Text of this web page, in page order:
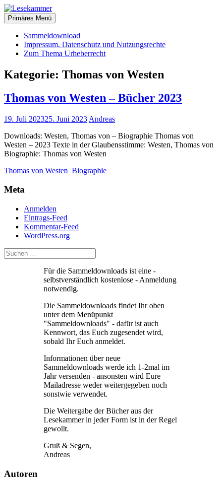
Zum
Inhalt
springen
Lesekammer
christliche Bücher zum kostenlosen Download
Primäres Menü
Sammeldownload
Impressum, Datenschutz und Nutzungsrechte
Zum Thema Urheberrecht
Kategorie: Thomas von Westen
Thomas von Westen – Bücher 2023
19. Juli 202325. Juni 2023 Andreas
Downloads: Westen, Thomas von – Biographie Thomas von
Westen – 2023 Texte in der Glaubensstimme: Westen, Thomas von
Biographie: Thomas von Westen
Thomas von Westen Biographie
Meta
Anmelden
Eintrags-Feed
Kommentar-Feed
WordPress.org
Für die Sammeldownloads ist eine -
selbstverständlich kostenlose - Anmeldung
notwendig.
Die Sammeldownloads findet Ihr oben
unter dem Menüpunkt
"Sammeldownloads" - dafür ist auch
Kennwort, das Euch zugesendet wird,
sobald Ihr Euch anmeldet.
Informationen über neue
Sammeldownloads werde ich 1-2mal im
Jahr versenden - ansonsten wird Eure
Mailadresse weder weitergegeben noch
sonstwie verwendet.
Die Weitergabe der Bücher aus der
Lesekammer in jeder Form ist in der Regel
gewollt.
Gruß & Segen,
Andreas
Autoren